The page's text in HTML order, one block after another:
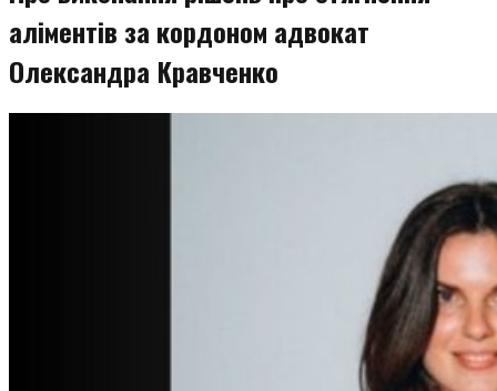
аліментів за кордоном адвокат
Олександра Кравченко